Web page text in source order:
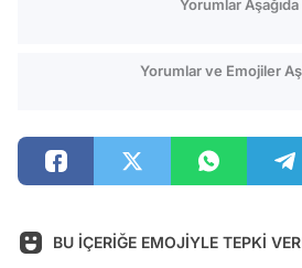
Yorumlar Aşağıda
Yorumlar ve Emojiler
BU İÇERİĞE EMOJİYLE TEPKİ